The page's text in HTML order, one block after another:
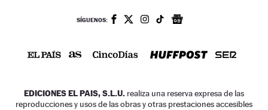
SÍGUENOS:
EDICIONES EL PAIS, S.L.U. realiza una reserva expresa de las
reproducciones y usos de las obras y otras prestaciones accesibles